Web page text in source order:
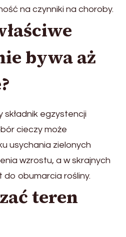
na czynniki na choroby.
bywa aż
składnik egzystencji
cieczy może
usychania zielonych
wzrostu, a w skrajnych
obumarcia rośliny.
teren